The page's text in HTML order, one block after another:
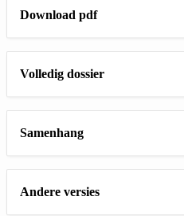
Download pdf
Volledig dossier
Samenhang
Andere versies